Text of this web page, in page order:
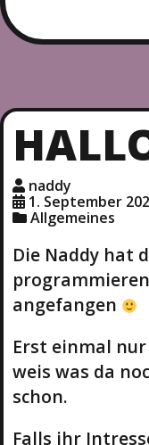
naddy
1. September
Allgemeines
Die Naddy hat
angefangen
Erst einmal
weis was da
schon.
Falls ihr